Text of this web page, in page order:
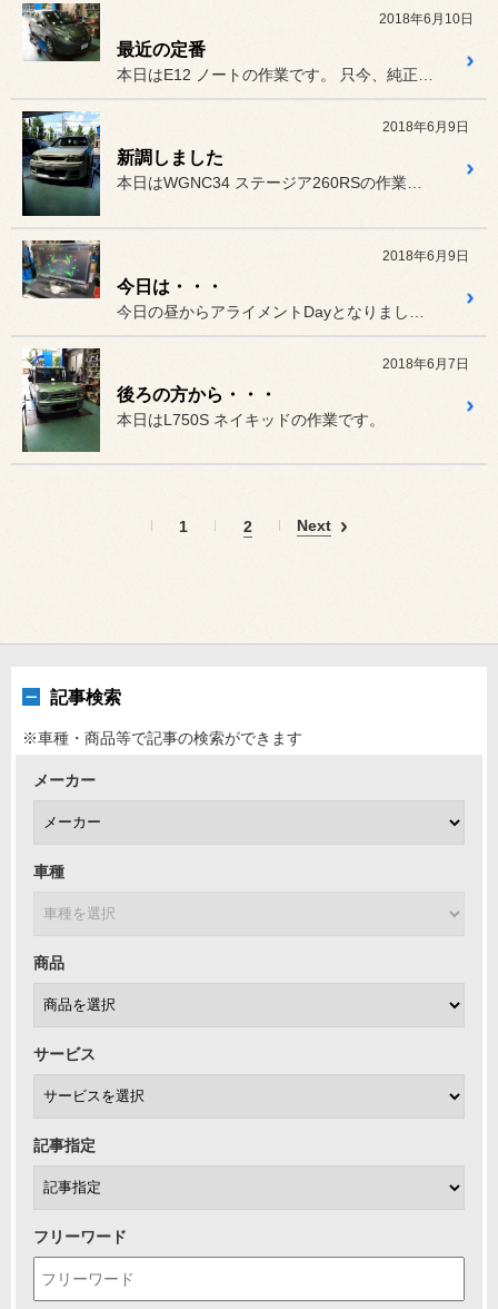
2018年6月10日
最近の定番
2018年6月9日
新調しました
2018年6月9日
今日は・・・
2018年6月7日
後ろの方から・・・
本日はL750S ネイキッドの作業です。
1 2 Next
記事検索
※車種・商品等で記事の検索ができます
メーカー
車種
商品
サービス
記事指定
フリーワード